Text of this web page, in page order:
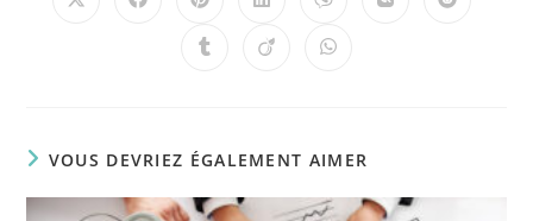
VOUS DEVRIEZ ÉGALEMENT AIMER